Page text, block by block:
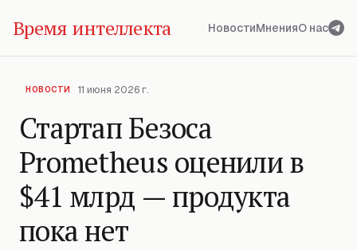
Время интеллекта НовостиМненияО нас
НОВОСТИ 11 июня 2026 г.
Стартап Безоса
Prometheus оценили в
$41 млрд — продукта
пока нет